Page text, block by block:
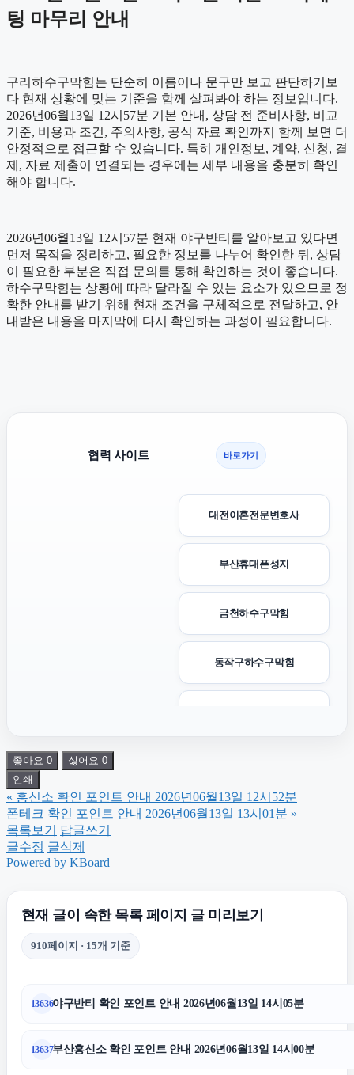
팅 마무리 안내
구리하수구막힘는 단순히 이름이나 문구만 보고 판단하기보
다 현재 상황에 맞는 기준을 함께 살펴봐야 하는 정보입니다.
2026년06월13일 12시57분 기본 안내, 상담 전 준비사항, 비교
기준, 비용과 조건, 주의사항, 공식 자료 확인까지 함께 보면 더
안정적으로 접근할 수 있습니다. 특히 개인정보, 계약, 신청, 결
제, 자료 제출이 연결되는 경우에는 세부 내용을 충분히 확인
해야 합니다.
2026년06월13일 12시57분 현재 야구반티를 알아보고 있다면
먼저 목적을 정리하고, 필요한 정보를 나누어 확인한 뒤, 상담
이 필요한 부분은 직접 문의를 통해 확인하는 것이 좋습니다.
하수구막힘는 상황에 따라 달라질 수 있는 요소가 있으므로 정
확한 안내를 받기 위해 현재 조건을 구체적으로 전달하고, 안
내받은 내용을 마지막에 다시 확인하는 과정이 필요합니다.
협력 사이트 바로가기
대전이혼전문변호사
부산휴대폰성지
금천하수구막힘
동작구하수구막힘
강동하수구막힘
구로구하수구막힘
수원피부과
영등포구하수구막힘
좋아요 0 싫어요 0
인쇄
« 흥신소 확인 포인트 안내 2026년06월13일 12시52분
폰테크 확인 포인트 안내 2026년06월13일 13시01분 »
목록보기
답글쓰기
글수정 글삭제
Powered by KBoard
현재 글이 속한 목록 페이지 글 미리보기
910페이지 · 15개 기준
13636야구반티 확인 포인트 안내 2026년06월13일 14시05분
13637부산흥신소 확인 포인트 안내 2026년06월13일 14시00분